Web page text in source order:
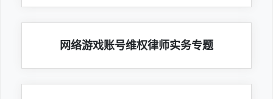
网络游戏账号维权律师实务专题